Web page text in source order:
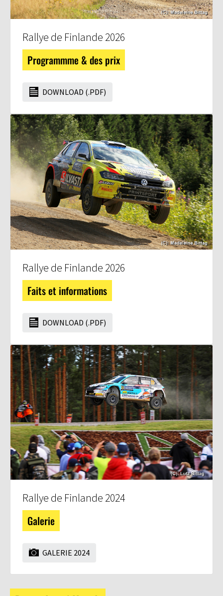
Rallye de Finlande 2026
Programmme & des prix
DOWNLOAD (.PDF)
Rallye de Finlande 2026
Faits et informations
DOWNLOAD (.PDF)
Rallye de Finlande 2024
Galerie
GALERIE 2024